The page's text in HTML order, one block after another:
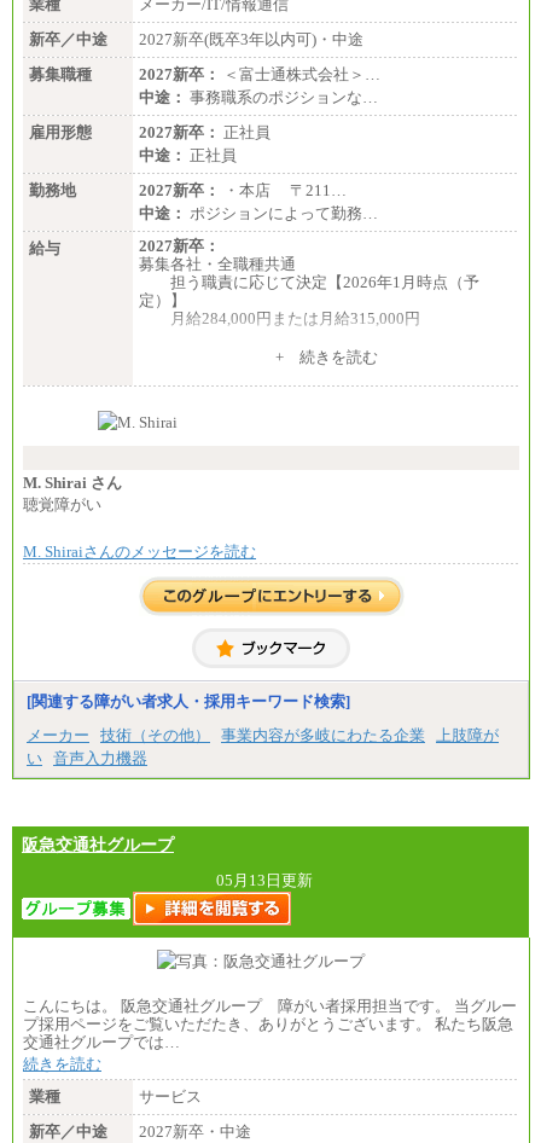
業種
メーカー/IT/情報通信
新卒／中途
2027新卒(既卒3年以内可)・中途
募集職種
2027新卒：
＜富士通株式会社＞…
中途： 事務職系のポジションな…
雇用形態
2027新卒： 正社員
中途： 正社員
勤務地
2027新卒：
・本店 〒211…
中途： ポジションによって勤務…
給与
2027新卒：
募集各社・全職種共通
担う職責に応じて決定【2026年1月時点（予
定）】
月給284,000円または月給315,000円
※入社後早期から、自律的な業務遂行が求めら
す。
い職責を担う方については、さらに高い金額を個別
※上記に加え、所定労働時間外に勤務をした場
※試用期間中も給与に変更はございません。
＜募集各社・全職種共通＞
月給21万円以上～
※試用期間中の給与に変更はありません。
ます。
+ 続きを読む
M. Shirai さん
聴覚障がい
M. Shiraiさんのメッセージを読む
[関連する障がい者求人・採用キーワード検索]
メーカー
技術（その他） 事業内容が多岐にわたる企業
上肢障が
い 音声入力機器
阪急交通社グループ
05月13日更新
こんにちは。 阪急交通社グループ 障がい者採用担当です。 当グルー
プ採用ページをご覧いただたき、ありがとうございます。 私たち阪急
交通社グループでは…
続きを読む
業種
サービス
新卒／中途
2027新卒・中途